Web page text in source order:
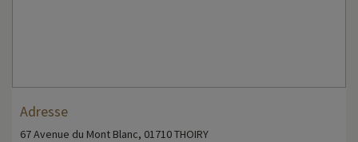
Adresse
67 Avenue du Mont Blanc, 01710 THOIRY